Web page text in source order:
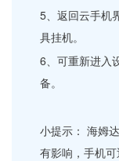
5、返回云手机
具挂机。
6、可重新进入
备。
小提示： 海姆
有影响，手机